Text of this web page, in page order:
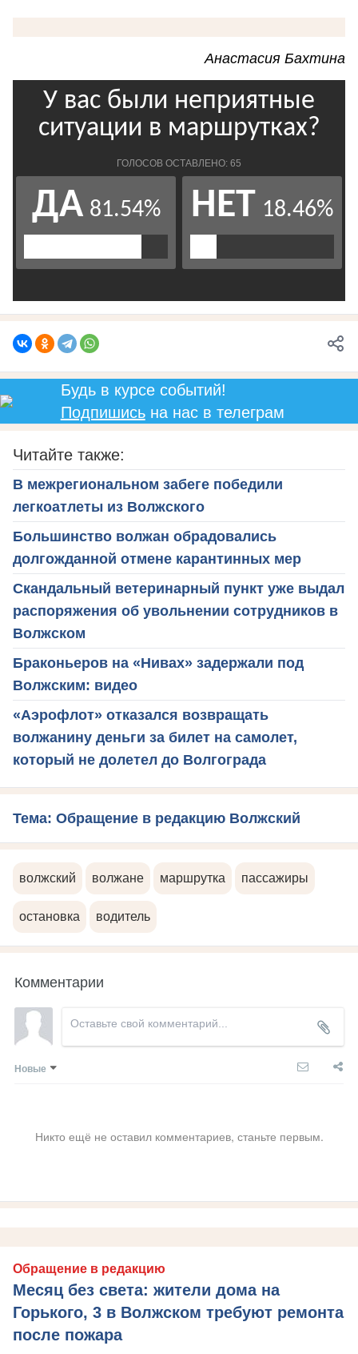
Анастасия Бахтина
Будь в курсе событий!
Подпишисьна нас в телеграм
Читайте также:
В межрегиональном забеге победили
легкоатлеты из Волжского
Большинство волжан обрадовались
долгожданной отмене карантинных мер
Скандальный ветеринарный пункт уже выдал
распоряжения об увольнении сотрудников в
Волжском
Браконьеров на «Нивах» задержали под
Волжским: видео
«Аэрофлот» отказался возвращать
волжанину деньги за билет на самолет,
который не долетел до Волгограда
Тема: Обращение в редакцию Волжский
волжский волжане маршрутка пассажиры
остановка водитель
Комментарии
Новые
Никто ещё не оставил комментариев, станьте первым.
Обращение в редакцию
Месяц без света: жители дома на
Горького, 3 в Волжском требуют ремонта
после пожара